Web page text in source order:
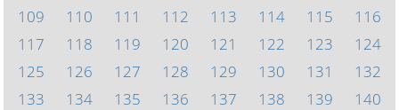
109
110 111 112 113 114 115
116
117
118 119 120 121 122 123
124
125
126 127 128 129 130 131
132
133
134 135 136 137 138 139
140